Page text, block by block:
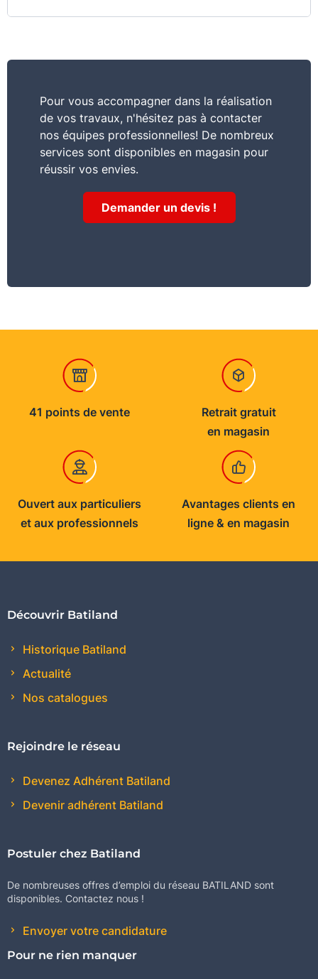
Pour vous accompagner dans la réalisation
de vos travaux, n'hésitez pas à contacter
nos équipes professionnelles! De nombreux
services sont disponibles en magasin pour
réussir vos envies.
Demander un devis !
41 points de vente
Retrait gratuit
en magasin
Ouvert aux particuliers
et aux professionnels
Avantages clients en
ligne & en magasin
Découvrir Batiland
Historique Batiland
Actualité
Nos catalogues
Rejoindre le réseau
Devenez Adhérent Batiland
Devenir adhérent Batiland
Postuler chez Batiland
De nombreuses offres d’emploi du réseau BATILAND sont
disponibles. Contactez nous !
Envoyer votre candidature
Pour ne rien manquer